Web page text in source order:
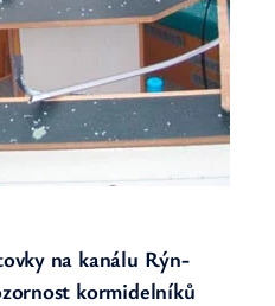
na kanálu Rýn-
kormidelníků